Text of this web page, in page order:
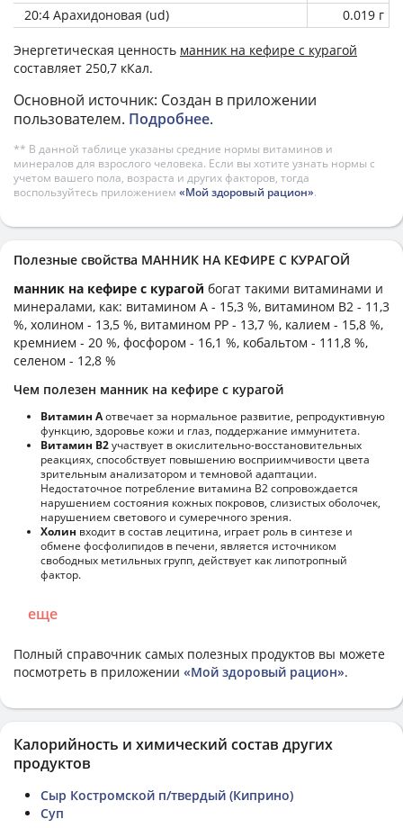
20:4 Арахидоновая (ud)
0.019 г
Энергетическая ценность манник на кефире с курагой
составляет 250,7 кКал.
Основной источник: Создан в приложении
пользователем. Подробнее.
** В данной таблице указаны средние нормы витаминов и
минералов для взрослого человека. Если вы хотите узнать нормы с
учетом вашего пола, возраста и других факторов, тогда
воспользуйтесь приложением «Мой здоровый рацион».
Полезные свойства МАННИК НА КЕФИРЕ С КУРАГОЙ
манник на кефире с курагой богат такими витаминами и
минералами, как: витамином А - 15,3 %, витамином B2 - 11,3
%, холином - 13,5 %, витамином PP - 13,7 %, калием - 15,8 %,
кремнием - 20 %, фосфором - 16,1 %, кобальтом - 111,8 %,
селеном - 12,8 %
Чем полезен манник на кефире с курагой
Витамин Аотвечает за нормальное развитие, репродуктивную
функцию, здоровье кожи и глаз, поддержание иммунитета.
Витамин В2участвует в окислительно-восстановительных
реакциях, способствует повышению восприимчивости цвета
зрительным анализатором и темновой адаптации.
Недостаточное потребление витамина В2 сопровождается
нарушением состояния кожных покровов, слизистых оболочек,
нарушением светового и сумеречного зрения.
Холин входит в состав лецитина, играет роль в синтезе и
обмене фосфолипидов в печени, является источником
свободных метильных групп, действует как липотропный
фактор.
еще
Полный справочник самых полезных продуктов вы можете
посмотреть в приложении «Мой здоровый рацион».
Калорийность и химический состав других
продуктов
Сыр Костромской п/твердый (Киприно)
Суп